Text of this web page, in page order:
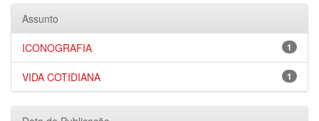
Assunto
1
ICONOGRAFIA
1
VIDA COTIDIANA